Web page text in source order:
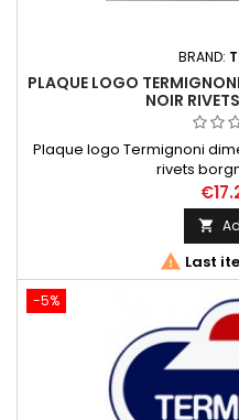
BRAND:
PLAQUE LOGO
NOIR
Plaque logo Termignoni
rivets

 Last
-5%